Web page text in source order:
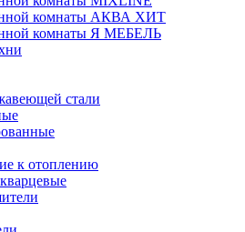
комнаты АКВА ХИТ
комнаты Я МЕБЕЛЬ
стали
к отоплению